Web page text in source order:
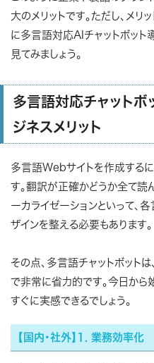
大のメリットです。ただし、メリ
に多言語対応AIチャットボット
見てみましょう。
多言語対応チャットボ
ジネスメリット
多言語Webサイトを作成する
す。翻訳が正確かどうか全て読
ーカライゼーションといって、
ザインを整える必要もあります。
その点、多言語チャットボット
で非常に省力的です。今日から
すぐに実感できるでしょう。
【国内・社外】1. 業務効率化